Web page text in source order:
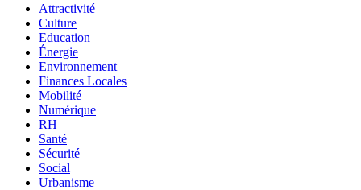
Attractivité
Culture
Education
Énergie
Environnement
Finances Locales
Mobilité
Numérique
RH
Santé
Sécurité
Social
Urbanisme